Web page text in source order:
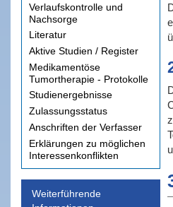
Verlaufskontrolle und
Nachsorge
Literatur
Aktive Studien / Register
Medikamentöse
Tumortherapie - Protokolle
Studienergebnisse
Zulassungsstatus
Anschriften der Verfasser
Erklärungen zu möglichen
Interessenkonflikten
Weiterführende